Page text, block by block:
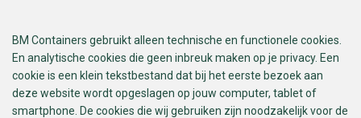
BM Containers gebruikt alleen technische en functionele cookies.
En analytische cookies die geen inbreuk maken op je privacy. Een
cookie is een klein tekstbestand dat bij het eerste bezoek aan
deze website wordt opgeslagen op jouw computer, tablet of
smartphone. De cookies die wij gebruiken zijn noodzakelijk voor de